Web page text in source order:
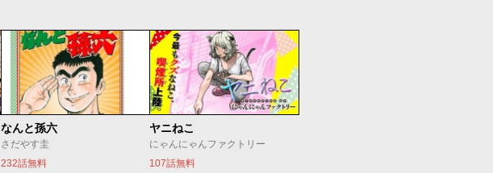
なんと孫六
さだやす圭
232話無料
ヤニねこ
にゃんにゃんファクトリー
107話無料